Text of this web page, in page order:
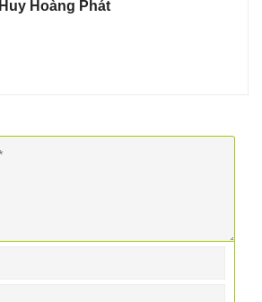
Huy Hoàng Phát